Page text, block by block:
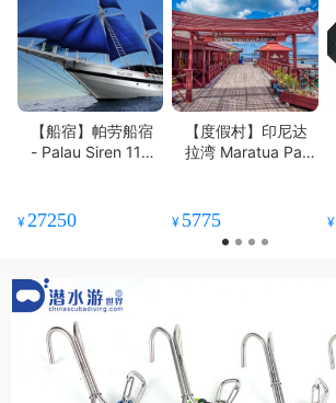
【船宿】帕劳船宿
- Palau Siren 11天
¥ 27250
【度假村】印尼达
拉湾 Maratua Para
¥ 5775 ¥